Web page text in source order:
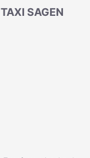
SAGEN